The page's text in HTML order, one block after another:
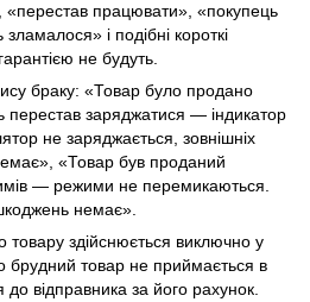
працювати», «покупець
і подібні короткі
не будуть.
браку: «Товар було продано
перестав заряджатися — індикатор
не заряджається, зовнішніх
«Товар був проданий
— режими не перемикаються.
немає».
товару здійснюється виключно у
брудний товар не приймається в
до відправника за його рахунок.